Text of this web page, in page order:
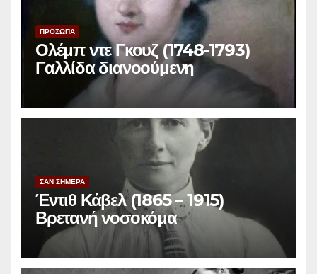
ΠΡΟΣΩΠΑ
Ολέμπ ντε Γκουζ (1748-1793)
Γαλλίδα διανοούμενη
ΣΑΝ ΣΗΜΕΡΑ
Έντιθ Κάβελ (1865 – 1915)
Βρετανή νοσοκόμα